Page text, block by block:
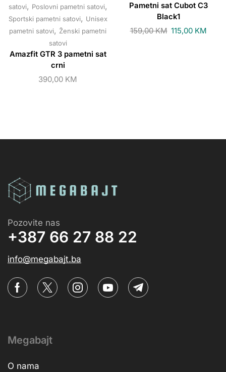
satovi, Poslovni pametni satovi,
Sportski pametni satovi, Unisex
pametni satovi, Ženski pametni
satovi
Amazfit GTR 3 pametni sat
crni
390,00 KM
Pametni sat Cubot C3
Black1
159,00KM 115,00 KM
Pozovite nas
+387 66 27 88 22
info@megabajt.ba
Megabajt
O nama